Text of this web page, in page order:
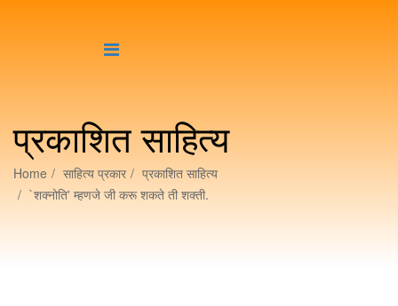
प्रकाशित साहित्य
Home साहित्य प्रकार
प्रकाशित साहित्य
`शक्नोति' म्हणजे जी करू शकते ती शक्ती.